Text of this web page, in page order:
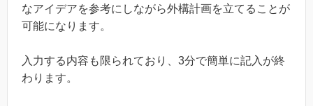
なアイデアを参考にしながら外構計画を立てることが
可能になります。
入力する内容も限られており、3分で簡単に記入が終
わります。